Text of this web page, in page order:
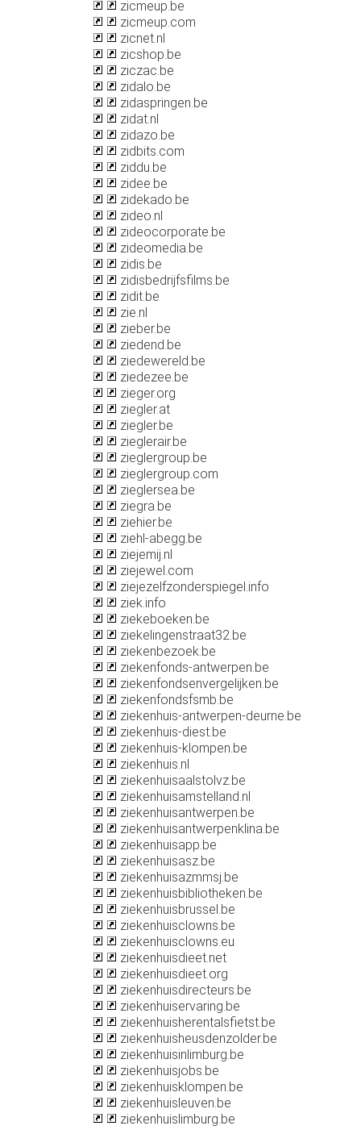
zicmeup.be
zicmeup.com
zicnet.nl
zicshop.be
ziczac.be
zidalo.be
zidaspringen.be
zidat.nl
zidazo.be
zidbits.com
ziddu.be
zidee.be
zidekado.be
zideo.nl
zideocorporate.be
zideomedia.be
zidis.be
zidisbedrijfsfilms.be
zidit.be
zie.nl
zieber.be
ziedend.be
ziedewereld.be
ziedezee.be
zieger.org
ziegler.at
ziegler.be
zieglerair.be
zieglergroup.be
zieglergroup.com
zieglersea.be
ziegra.be
ziehier.be
ziehl-abegg.be
ziejemij.nl
ziejewel.com
ziejezelfzonderspiegel.info
ziek.info
ziekeboeken.be
ziekelingenstraat32.be
ziekenbezoek.be
ziekenfonds-antwerpen.be
ziekenfondsenvergelijken.be
ziekenfondsfsmb.be
ziekenhuis-antwerpen-deurne.be
ziekenhuis-diest.be
ziekenhuis-klompen.be
ziekenhuis.nl
ziekenhuisaalstolvz.be
ziekenhuisamstelland.nl
ziekenhuisantwerpen.be
ziekenhuisantwerpenklina.be
ziekenhuisapp.be
ziekenhuisasz.be
ziekenhuisazmmsj.be
ziekenhuisbibliotheken.be
ziekenhuisbrussel.be
ziekenhuisclowns.be
ziekenhuisclowns.eu
ziekenhuisdieet.net
ziekenhuisdieet.org
ziekenhuisdirecteurs.be
ziekenhuiservaring.be
ziekenhuisherentalsfietst.be
ziekenhuisheusdenzolder.be
ziekenhuisinlimburg.be
ziekenhuisjobs.be
ziekenhuisklompen.be
ziekenhuisleuven.be
ziekenhuislimburg.be